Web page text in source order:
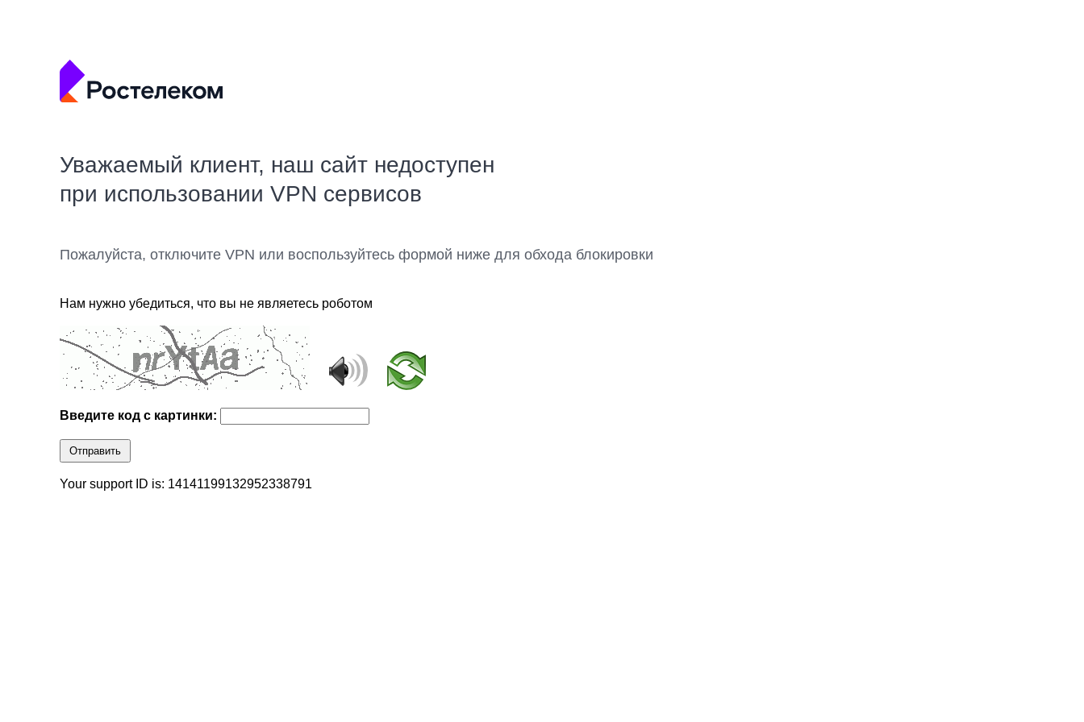
Уважаемый клиент, наш сайт недоступен
при использовании VPN сервисов
Пожалуйста, отключите VPN или воспользуйтесь формой ниже для обхода блокировки
Нам нужно убедиться, что вы не являетесь роботом
Введите код с картинки:
Отправить
Your support ID is: 14141199132952338791